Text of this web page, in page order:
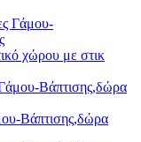
Γάμου-
χώρου με στικ
Βάπτισης,δώρα
Βάπτισης,δώρα